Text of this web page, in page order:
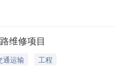
09是否续租是资产类型--交易面积
维修项目
通运输
工程